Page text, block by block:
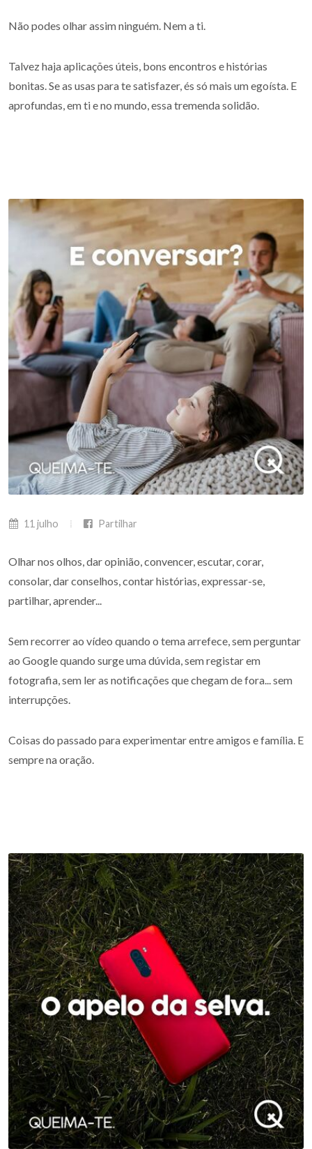
Não podes olhar assim ninguém. Nem a ti.
Talvez haja aplicações úteis, bons encontros e histórias
bonitas. Se as usas para te satisfazer, és só mais um egoísta. E
aprofundas, em ti e no mundo, essa tremenda solidão.
11 julho Partilhar
Olhar nos olhos, dar opinião, convencer, escutar, corar,
consolar, dar conselhos, contar histórias, expressar-se,
partilhar, aprender...
Sem recorrer ao vídeo quando o tema arrefece, sem perguntar
ao Google quando surge uma dúvida, sem registar em
fotografia, sem ler as notificações que chegam de fora... sem
interrupções.
Coisas do passado para experimentar entre amigos e família. E
sempre na oração.